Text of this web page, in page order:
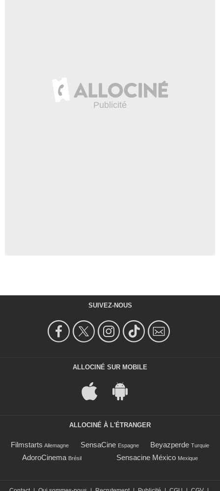
SUIVEZ-NOUS
ALLOCINÉ SUR MOBILE
ALLOCINÉ À L'ÉTRANGER
Filmstarts Allemagne SensaCine Espagne Beyazperde Turquie
AdoroCinema Brésil Sensacine México Mexique